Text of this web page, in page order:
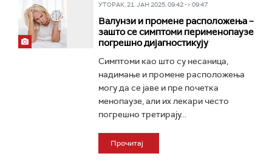
УТОРАК, 21. ЈАН 2025, 09:42 -> 09:47
Валунзи и промене расположења –
зашто се симптоми перименопаузе
погрешно дијагностикују
Симптоми као што су несаница,
надимање и промене расположења
могу да се јаве и пре почетка
менопаузе, али их лекари често
погрешно третирају...
Прочитај